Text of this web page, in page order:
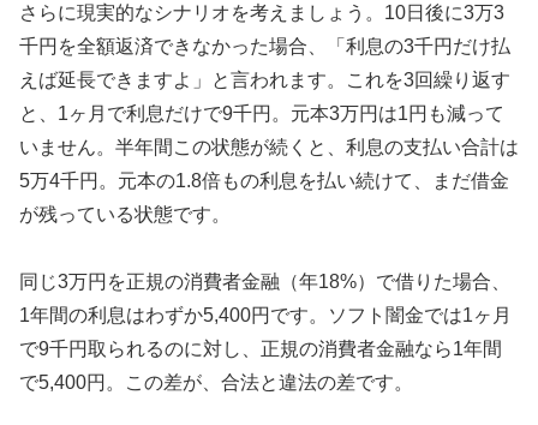
さらに現実的なシナリオを考えましょう。10日後に3万3
千円を全額返済できなかった場合、「利息の3千円だけ払
えば延長できますよ」と言われます。これを3回繰り返す
と、1ヶ月で利息だけで9千円。元本3万円は1円も減って
いません。半年間この状態が続くと、利息の支払い合計は
5万4千円。元本の1.8倍もの利息を払い続けて、まだ借金
が残っている状態です。
同じ3万円を正規の消費者金融（年18%）で借りた場合、
1年間の利息はわずか5,400円です。ソフト闇金では1ヶ月
で9千円取られるのに対し、正規の消費者金融なら1年間
で5,400円。この差が、合法と違法の差です。